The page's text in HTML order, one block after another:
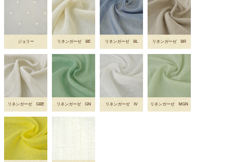
ジョリー リネンガーゼ BE リネンガーゼ BL リネンガーゼ BR
リネンガーゼ GBE リネンガーゼ GN リネンガーゼ IV リネンガーゼ MGN